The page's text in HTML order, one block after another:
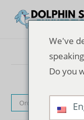
Ordenação padrão
We've
Do you